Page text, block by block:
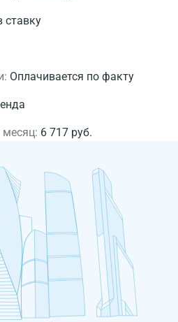
ставку
Оплачивается по факту
месяц: 6 717 руб.